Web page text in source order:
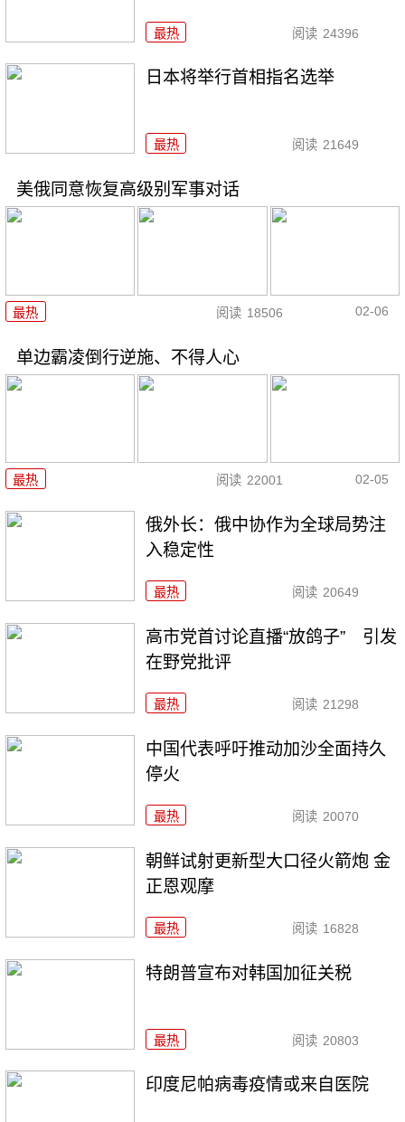
最热 阅读 24396
日本将举行首相指名选举
最热 阅读 21649
美俄同意恢复高级别军事对话
最热 阅读 18506 02-06
单边霸凌倒行逆施、不得人心
最热 阅读 22001 02-05
俄外长：俄中协作为全球局势注
入稳定性
最热 阅读 20649
高市党首讨论直播“放鸽子” 引发
在野党批评
最热 阅读 21298
中国代表呼吁推动加沙全面持久
停火
最热 阅读 20070
朝鲜试射更新型大口径火箭炮 金
正恩观摩
最热 阅读 16828
特朗普宣布对韩国加征关税
最热 阅读 20803
印度尼帕病毒疫情或来自医院